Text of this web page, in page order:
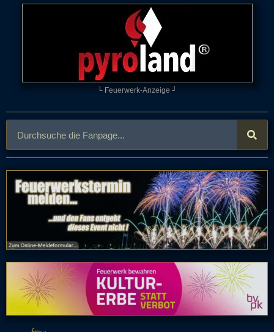
└ Feuerwerk-Anzeige ┘